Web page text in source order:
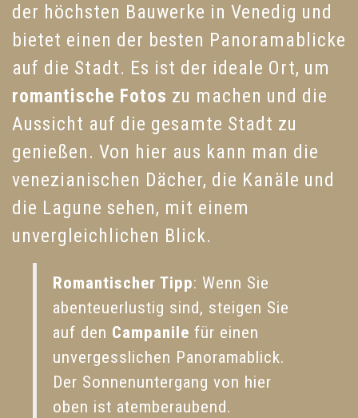
der höchsten Bauwerke in Venedig und
bietet einen der besten Panoramablicke
auf die Stadt. Es ist der ideale Ort, um
romantische Fotos zu machen und die
Aussicht auf die gesamte Stadt zu
genießen. Von hier aus kann man die
venezianischen Dächer, die Kanäle und
die Lagune sehen, mit einem
unvergleichlichen Blick.
Romantischer Tipp: Wenn Sie
abenteuerlustig sind, steigen Sie
auf den Campanile für einen
unvergesslichen Panoramablick.
Der Sonnenuntergang von hier
oben ist atemberaubend.